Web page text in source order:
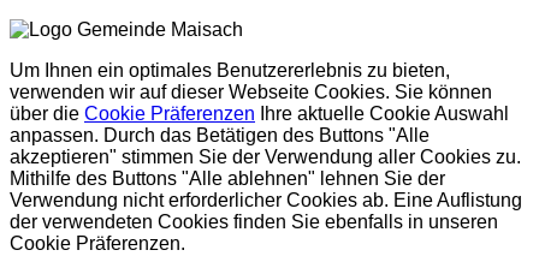
Um Ihnen ein optimales Benutzererlebnis zu bieten,
verwenden wir auf dieser Webseite Cookies. Sie können
über die Cookie Präferenzen Ihre aktuelle Cookie Auswahl
anpassen. Durch das Betätigen des Buttons "Alle
akzeptieren" stimmen Sie der Verwendung aller Cookies zu.
Mithilfe des Buttons "Alle ablehnen" lehnen Sie der
Verwendung nicht erforderlicher Cookies ab. Eine Auflistung
der verwendeten Cookies finden Sie ebenfalls in unseren
Cookie Präferenzen.